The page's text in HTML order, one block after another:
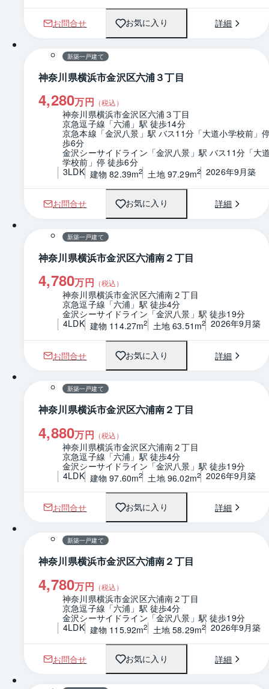
お問合せ お気に入り 詳細
1 / 0 間取り
新築一戸建て
神奈川県横浜市金沢区六浦３丁目
4,280万円 （税込）
神奈川県横浜市金沢区六浦３丁目
京急逗子線「六浦」駅 徒歩14分
京急本線「金沢八景」駅 バス11分「大道小学校前」
歩6分
金沢シーサイドライン「金沢八景」駅 バス11分「大
学校前」停 徒歩6分
3LDK 建物 82.39m2 土地 97.29m2 2026年9月築
お問合せ お気に入り 詳細
1 / 0 間取り
新築一戸建て
神奈川県横浜市金沢区六浦南２丁目
4,780万円 （税込）
神奈川県横浜市金沢区六浦南２丁目
京急逗子線「六浦」駅 徒歩4分
金沢シーサイドライン「金沢八景」駅 徒歩19分
4LDK 建物 114.27m2 土地 63.51m2 2026年9月築
お問合せ お気に入り 詳細
1 / 0 間取り
新築一戸建て
神奈川県横浜市金沢区六浦南２丁目
4,880万円 （税込）
神奈川県横浜市金沢区六浦南２丁目
京急逗子線「六浦」駅 徒歩4分
金沢シーサイドライン「金沢八景」駅 徒歩19分
4LDK 建物 97.60m2 土地 96.02m2 2026年9月築
お問合せ お気に入り 詳細
1 / 0 間取り
新築一戸建て
神奈川県横浜市金沢区六浦南２丁目
4,780万円 （税込）
神奈川県横浜市金沢区六浦南２丁目
京急逗子線「六浦」駅 徒歩4分
金沢シーサイドライン「金沢八景」駅 徒歩19分
4LDK 建物 115.92m2 土地 58.29m2 2026年9月築
お問合せ お気に入り 詳細
1 / 0 間取り